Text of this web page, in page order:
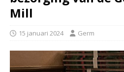
Mill
15 januari 2024 Germ